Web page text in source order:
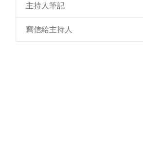
主持人筆記
寫信給主持人